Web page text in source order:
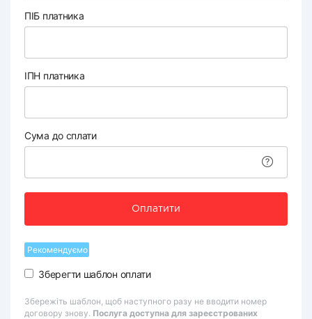
ПІБ платника
ІПН платника
Сума до сплати
Оплатити
Рекомендуємо
Зберегти шаблон оплати
Збережіть шаблон, щоб наступного разу не вводити номер
договору знову. Послуга доступна для зареєстрованих